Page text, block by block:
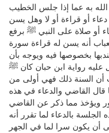
الله به عما إذا جلس الخطيب
أو قراءة أو لا وهل يسن
أو صلاة على النبي ﷺ برفع
أنه يسن له قراءة سورة
بخصوصها فيه ويوجه بأن
عليه رواية ابن حبان كان ﷺ
أن السنة ذلك فهي أولى من
قال القاضي والدعاء في هذه
ويؤخذ مما ذكر عن القاضي
بالدعاء لما تقرر أنه
أن يكون سرا لما في الجهر